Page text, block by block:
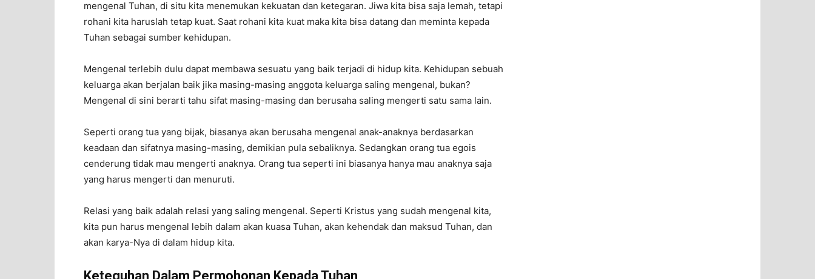
mengenal Tuhan, di situ kita menemukan kekuatan dan ketegaran. Jiwa kita bisa saja lemah, tetapi
rohani kita haruslah tetap kuat. Saat rohani kita kuat maka kita bisa datang dan meminta kepada
Tuhan sebagai sumber kehidupan.
Mengenal terlebih dulu dapat membawa sesuatu yang baik terjadi di hidup kita. Kehidupan sebuah
keluarga akan berjalan baik jika masing-masing anggota keluarga saling mengenal, bukan?
Mengenal di sini berarti tahu sifat masing-masing dan berusaha saling mengerti satu sama lain.
Seperti orang tua yang bijak, biasanya akan berusaha mengenal anak-anaknya berdasarkan
keadaan dan sifatnya masing-masing, demikian pula sebaliknya. Sedangkan orang tua egois
cenderung tidak mau mengerti anaknya. Orang tua seperti ini biasanya hanya mau anaknya saja
yang harus mengerti dan menuruti.
Relasi yang baik adalah relasi yang saling mengenal. Seperti Kristus yang sudah mengenal kita,
kita pun harus mengenal lebih dalam akan kuasa Tuhan, akan kehendak dan maksud Tuhan, dan
akan karya-Nya di dalam hidup kita.
Keteguhan Dalam Permohonan Kepada Tuhan